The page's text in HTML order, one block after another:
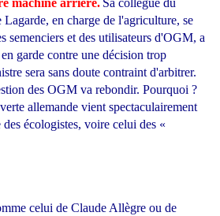
machine arrière. Sa collègue du
en charge de l'agriculture, se
semenciers et des utilisateurs d'OGM, a
garde contre une décision trop
sera sans doute contraint d'arbitrer.
des OGM va rebondir. Pourquoi ?
allemande vient spectaculairement
écologistes, voire celui des «
celui de Claude Allègre ou de